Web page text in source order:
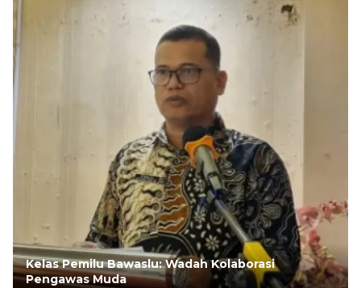
Kelas Pemilu Bawaslu: Wadah Kolaborasi
Pengawas Muda